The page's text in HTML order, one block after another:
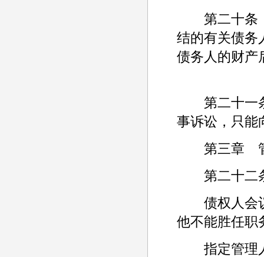
第二十条
结的有关债务
债务人的财产
第二十一条
事诉讼，只能
第三章
第二十二
债权人会议
他不能胜任职
指定管理人